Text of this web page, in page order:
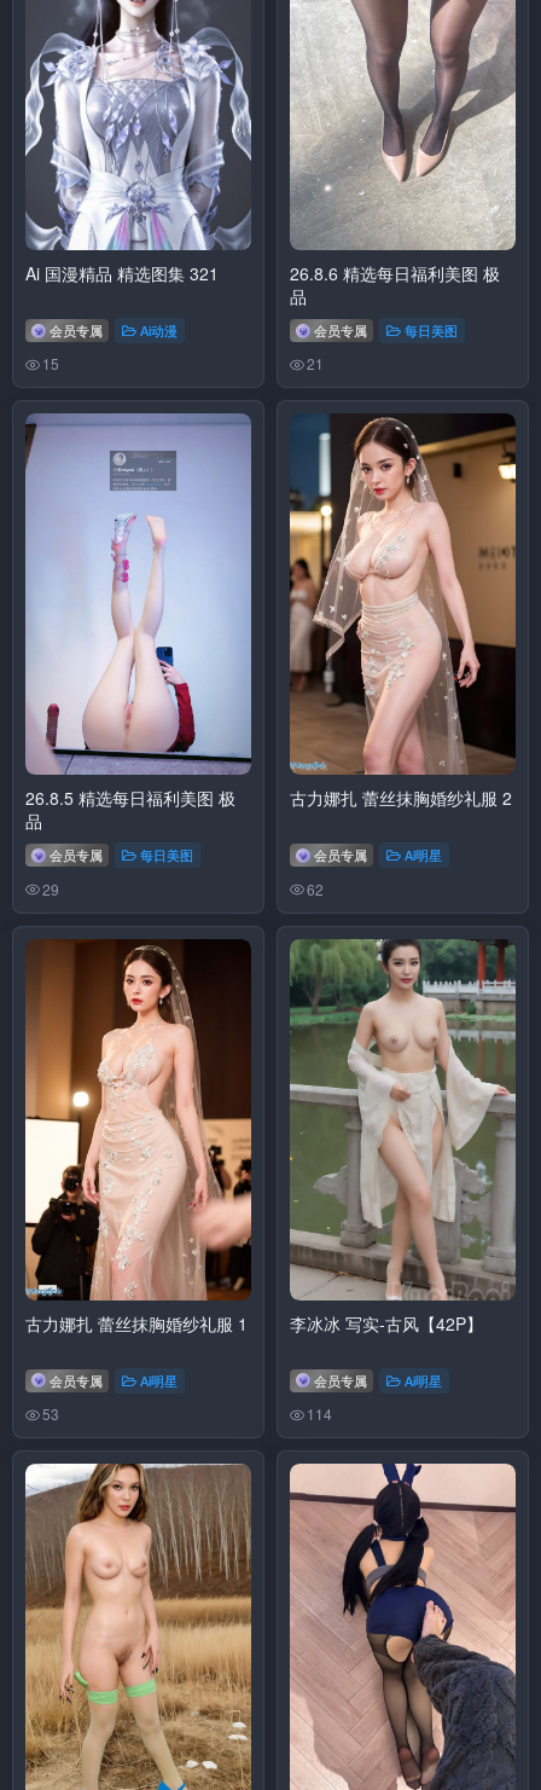
Ai 国漫精品 精选图集 321
会员专属 Ai动漫
15
26.8.6 精选每日福利美图 极
品
会员专属 每日美图
21
26.8.5 精选每日福利美图 极
品
会员专属 每日美图
29
古力娜扎 蕾丝抹胸婚纱礼服 2
会员专属 Ai明星
62
古力娜扎 蕾丝抹胸婚纱礼服 1
会员专属 Ai明星
53
李冰冰 写实-古风【42P】
会员专属 Ai明星
114